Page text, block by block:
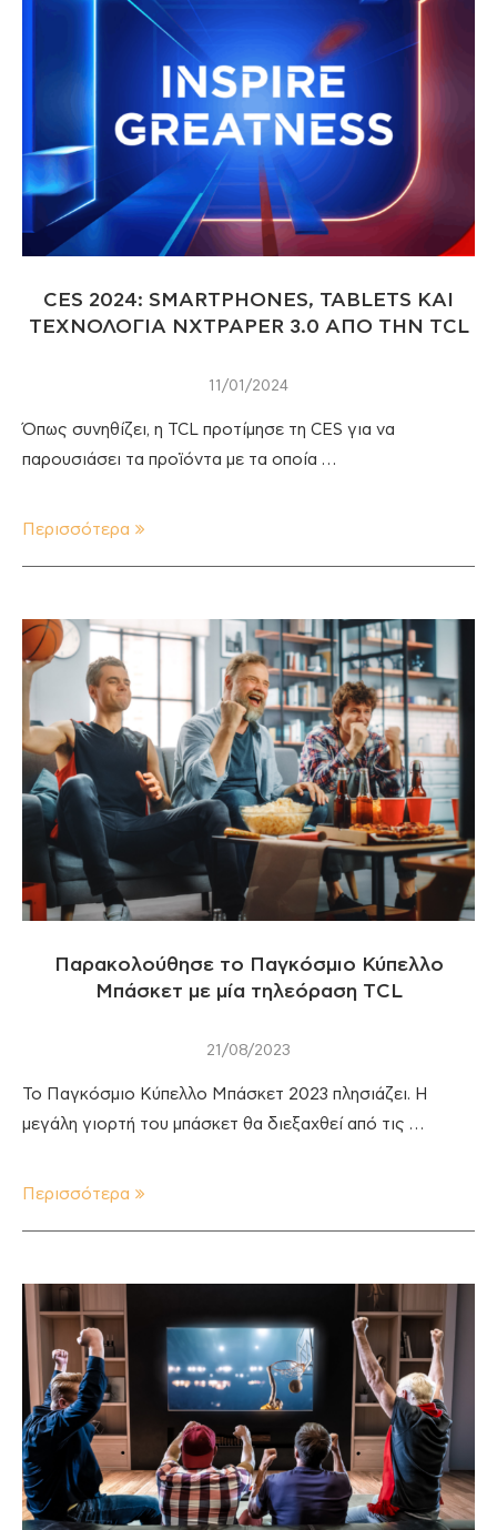
CES 2024: SMARTPHONES, TABLETS ΚΑΙ
ΤΕΧΝΟΛΟΓΙΑ NXTPAPER 3.0 ΑΠΟ ΤΗΝ TCL
11/01/2024
Όπως συνηθίζει, η TCL προτίμησε τη CES για να
παρουσιάσει τα προϊόντα με τα οποία …
Περισσότερα
Παρακολούθησε το Παγκόσμιο Κύπελλο
Μπάσκετ με μία τηλεόραση TCL
21/08/2023
To Παγκόσμιο Κύπελλο Μπάσκετ 2023 πλησιάζει. Η
μεγάλη γιορτή του μπάσκετ θα διεξαχθεί από τις …
Περισσότερα